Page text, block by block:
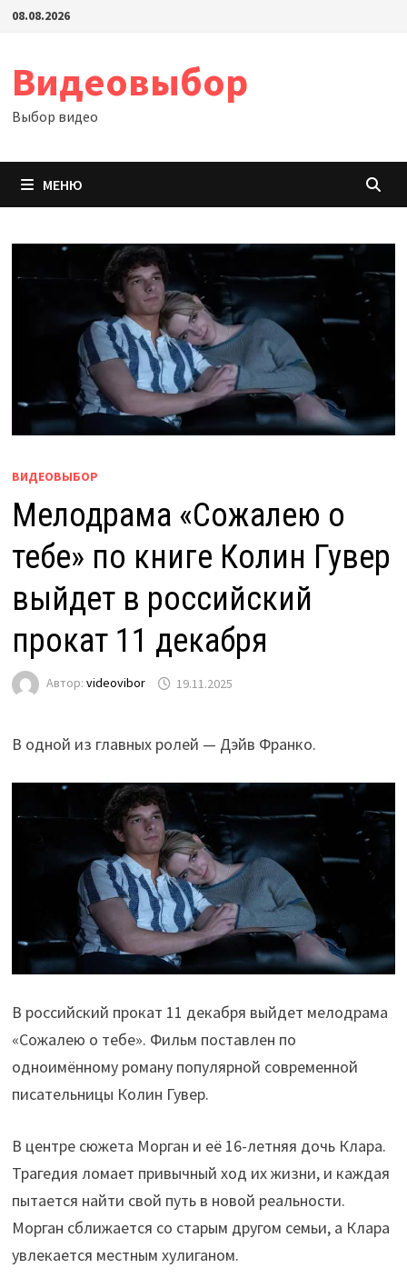
Перейти
08.08.2026
Видеовыбор
Выбор видео
МЕНЮ
ВИДЕОВЫБОР
Мелодрама «Сожалею о
тебе» по книге Колин Гувер
выйдет в российский
прокат 11 декабря
Автор: videovibor 19.11.2025
В одной из главных ролей — Дэйв Франко.
В российский прокат 11 декабря выйдет мелодрама
«Сожалею о тебе». Фильм поставлен по
одноимённому роману популярной современной
писательницы Колин Гувер.
В центре сюжета Морган и её 16-летняя дочь Клара.
Трагедия ломает привычный ход их жизни, и каждая
пытается найти свой путь в новой реальности.
Морган сближается со старым другом семьи, а Клара
увлекается местным хулиганом.